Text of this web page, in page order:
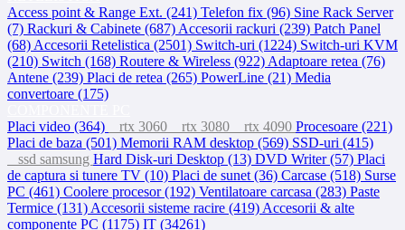
Access point & Range Ext. (241) Telefon fix (96) Sine Rack Server
(7) Rackuri & Cabinete (687) Accesorii rackuri (239) Patch Panel
(68) Accesorii Retelistica (2501) Switch-uri (1224) Switch-uri KVM
(210) Switch (168) Routere & Wireless (922) Adaptoare retea (76)
Antene (239) Placi de retea (265) PowerLine (21) Media
convertoare (175)
Placi video (364)
rtx 3060 rtx 3080 rtx 4090 Procesoare (221)
Placi de baza (501) Memorii RAM desktop (569) SSD-uri (415)
ssd samsung Hard Disk-uri Desktop (13) DVD Writer (57) Placi
de captura si tunere TV (10) Placi de sunet (36) Carcase (518) Surse
PC (461) Coolere procesor (192) Ventilatoare carcasa (283) Paste
Termice (131) Accesorii sisteme racire (419) Accesorii & alte
componente PC (1175) IT (34261)